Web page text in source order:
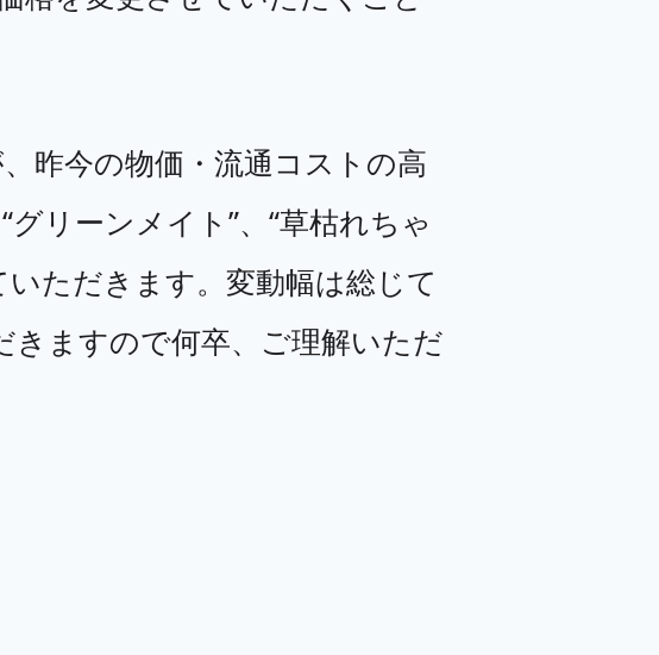
昨今の物価・流通コストの高
リーンメイト”、“草枯れちゃ
ただきます。変動幅は総じて
きますので何卒、ご理解いただ